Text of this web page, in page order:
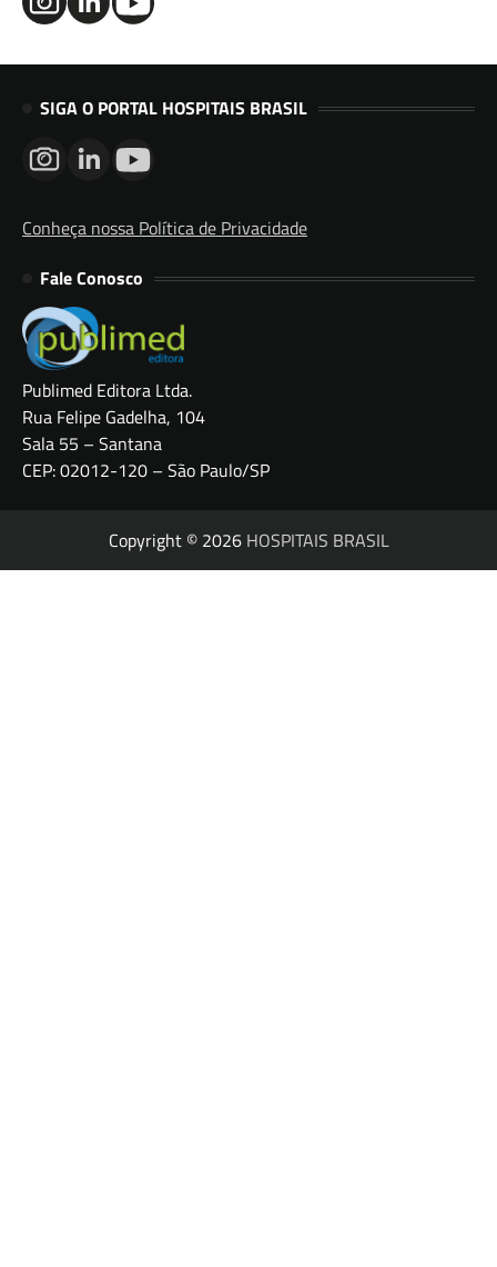
SIGA O PORTAL HOSPITAIS BRASIL
Conheça nossa Política de Privacidade
Fale Conosco
Publimed Editora Ltda.
Rua Felipe Gadelha, 104
Sala 55 – Santana
CEP: 02012-120 – São Paulo/SP
Copyright © 2026 HOSPITAIS BRASIL